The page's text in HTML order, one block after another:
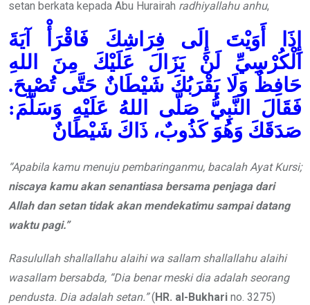
setan berkata kepada Abu Hurairah radhiyallahu anhu,
إِذَا أَوَيْتَ إِلَى فِرَاشِكَ فَاقْرَأْ آيَةَ
الْكُرْسِيِّ لَنْ يَزَالَ عَلَيْكَ مِنَ اللهِ
حَافِظٌ وَلَا يَقْرَبُكَ شَيْطَانٌ حَتَّى تُصْبِحَ.
فَقَالَ النَّبِيُّ صَلَّى اللهُ عَلَيْهِ وَسَلَّمَ:
صَدَقَكَ وَهُوَ كَذُوبٌ، ذَاكَ شَيْطَانٌ
“Apabila kamu menuju pembaringanmu, bacalah Ayat Kursi;
niscaya kamu akan senantiasa bersama penjaga dari
Allah dan setan tidak akan mendekatimu sampai datang
waktu pagi.”
Rasulullah shallallahu alaihi wa sallam shallallahu alaihi
wasallam bersabda, “Dia benar meski dia adalah seorang
pendusta. Dia adalah setan.”( HR. al-Bukhari no. 3275)